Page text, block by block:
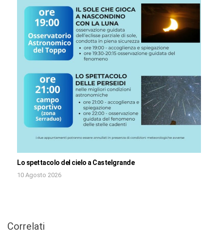
Lo spettacolo del cielo a Castelgrande
10 Agosto 2026
Correlati